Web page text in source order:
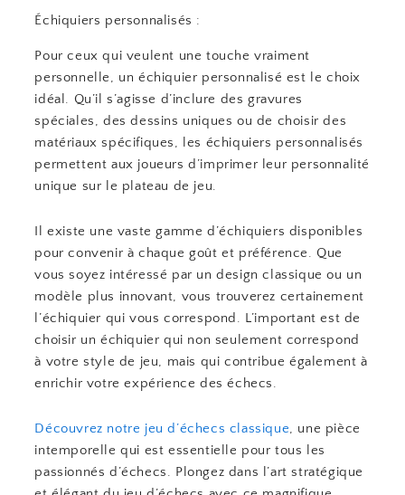
Échiquiers personnalisés :
Pour ceux qui veulent une touche vraiment
personnelle, un échiquier personnalisé est le choix
idéal. Qu’il s’agisse d’inclure des gravures
spéciales, des dessins uniques ou de choisir des
matériaux spécifiques, les échiquiers personnalisés
permettent aux joueurs d’imprimer leur personnalité
unique sur le plateau de jeu.
Il existe une vaste gamme d’échiquiers disponibles
pour convenir à chaque goût et préférence. Que
vous soyez intéressé par un design classique ou un
modèle plus innovant, vous trouverez certainement
l’échiquier qui vous correspond. L’important est de
choisir un échiquier qui non seulement correspond
à votre style de jeu, mais qui contribue également à
enrichir votre expérience des échecs.
Découvrez notre jeu d’échecs classique, une pièce
intemporelle qui est essentielle pour tous les
passionnés d’échecs. Plongez dans l’art stratégique